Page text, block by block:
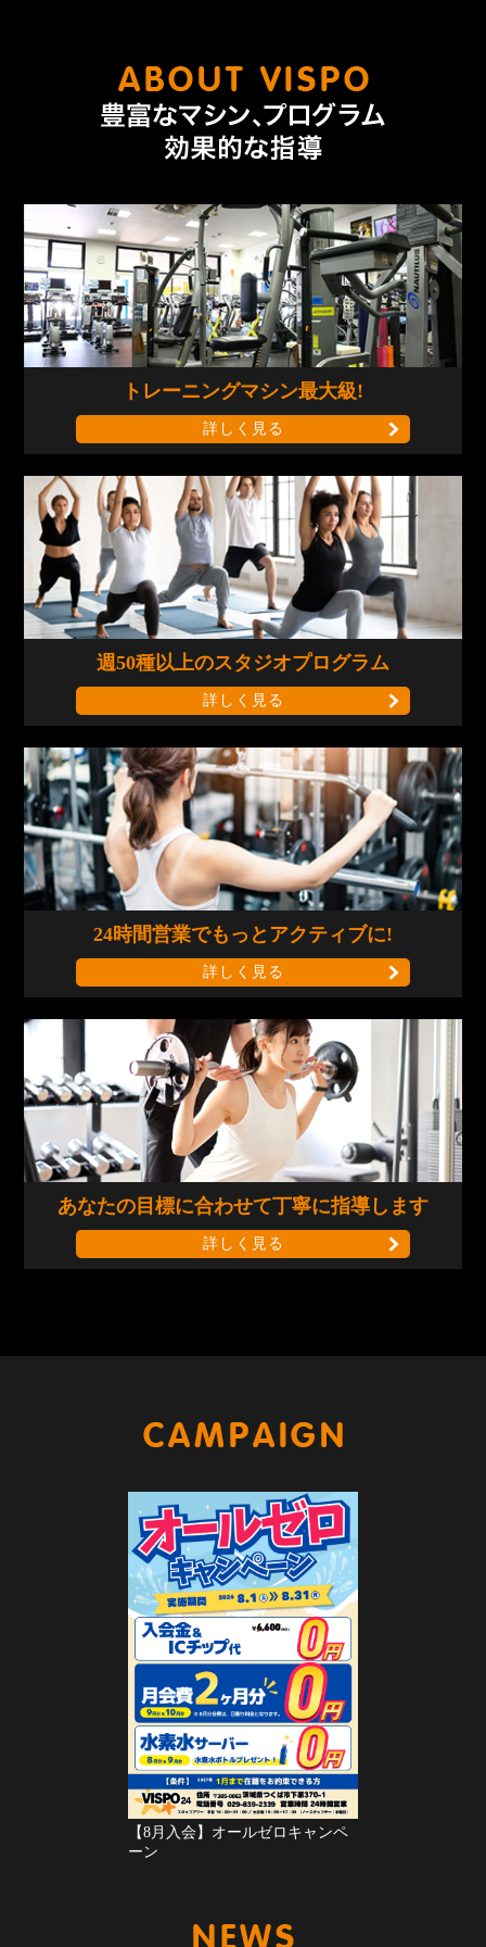
トレーニングマシン最大級!
詳しく見る
週50種以上のスタジオプログラム
詳しく見る
24時間営業でもっとアクティブに!
詳しく見る
あなたの目標に合わせて丁寧に指導します
詳しく見る
【8月入会】オールゼロキャンペ
ーン